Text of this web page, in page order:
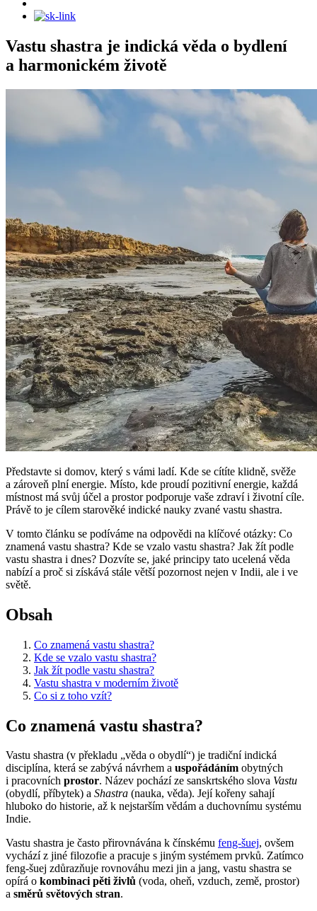
Vastu shastra je indická věda o bydlení
a harmonickém životě
Představte si domov, který s vámi ladí. Kde se cítíte klidně, svěže
a zároveň plní energie. Místo, kde proudí pozitivní energie, každá
místnost má svůj účel a prostor podporuje vaše zdraví i životní cíle.
Právě to je cílem starověké indické nauky zvané vastu shastra.
V tomto článku se podíváme na odpovědi na klíčové otázky: Co
znamená vastu shastra? Kde se vzalo vastu shastra? Jak žít podle
vastu shastra i dnes? Dozvíte se, jaké principy tato ucelená věda
nabízí a proč si získává stále větší pozornost nejen v Indii, ale i ve
světě.
Obsah
Co znamená vastu shastra?
Kde se vzalo vastu shastra?
Jak žít podle vastu shastra?
Vastu shastra v moderním životě
Co si z toho vzít?
Co znamená vastu shastra?
Vastu shastra (v překladu „věda o obydlí“) je tradiční indická
disciplína, která se zabývá návrhem a uspořádáním obytných
i pracovních prostor. Název pochází ze sanskrtského slova Vastu
(obydlí, příbytek) a Shastra (nauka, věda). Její kořeny sahají
hluboko do historie, až k nejstarším vědám a duchovnímu systému
Indie.
Vastu shastra je často přirovnávána k čínskému feng-šuej, ovšem
vychází z jiné filozofie a pracuje s jiným systémem prvků. Zatímco
feng-šuej zdůrazňuje rovnováhu mezi jin a jang, vastu shastra se
opírá o kombinaci pěti živlů (voda, oheň, vzduch, země, prostor)
a směrů světových stran.